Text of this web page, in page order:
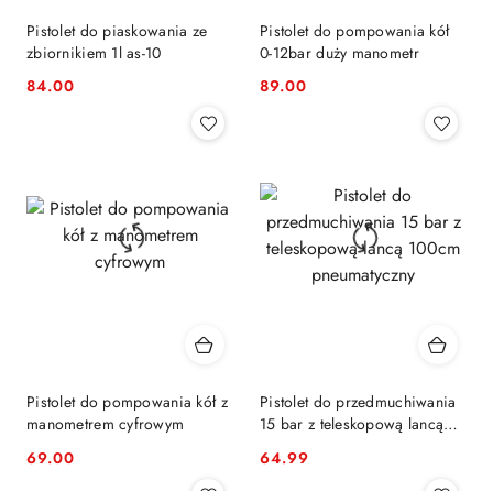
Pistolet do piaskowania ze
zbiornikiem 1l as-10
Cena:
84.00
Pistolet do pompowania kół
0-12bar duży manometr
Cena:
89.00
Pistolet do pompowania kół z
manometrem cyfrowym
Cena:
69.00
Pistolet do przedmuchiwania
15 bar z teleskopową lancą
Cena:
64.99